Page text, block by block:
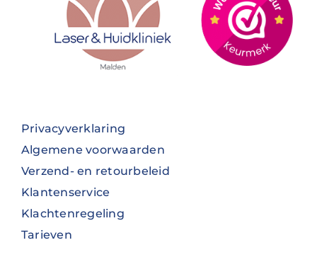
Privacyverklaring
Algemene voorwaarden
Verzend- en retourbeleid
Klantenservice
Klachtenregeling
Tarieven